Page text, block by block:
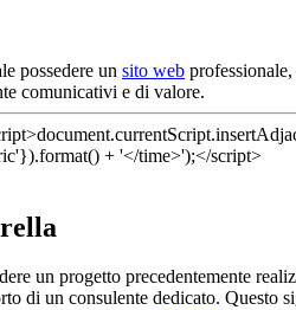
possedere un sito web
comunicativi e di valore.
un progetto precedentemente
di un consulente dedicato. Questo